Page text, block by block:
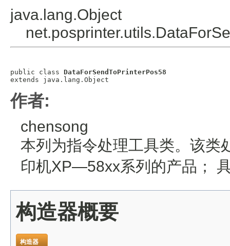
java.lang.Object
public class DataForSendToPrinterPos58
extends java.lang.Object
作者:
chensong
本列为指令处理工具类。该类
印机XP—58xx系列的产品；
构造器概要
构造器